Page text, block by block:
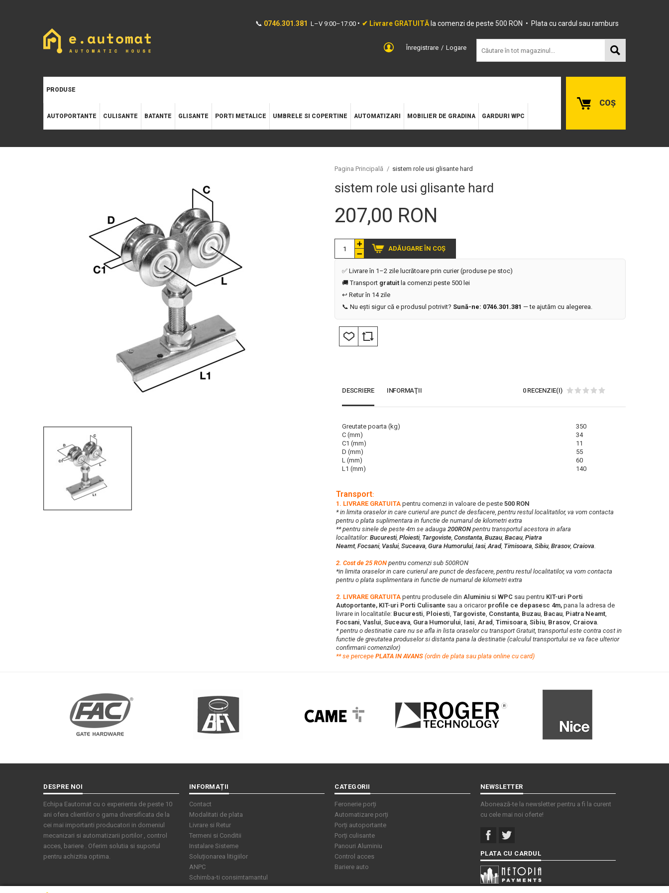
📞 0746.301.381 L–V 9:00–17:00 • ✔ Livrare GRATUITĂ la comenzi de peste 500 RON • Plata cu cardul sau ramburs
Înregistrare Logare
PRODUSE
AUTOPORTANTE CULISANTE BATANTE GLISANTE PORTI METALICE UMBRELE SI COPERTINE AUTOMATIZARI MOBILIER DE GRADINA GARDURI WPC
COȘ
Pagina Principală / sistem role usi glisante hard
sistem role usi glisante hard
207,00 RON
ADĂUGARE ÎN COȘ
✅ Livrare în 1–2 zile lucrătoare prin curier (produse pe stoc)
🚚 Transport gratuit la comenzi peste 500 lei
↩️ Retur în 14 zile
📞 Nu ești sigur că e produsul potrivit? Sună-ne: 0746.301.381 — te ajutăm cu alegerea.
DESCRIERE INFORMAŢII 0 RECENZIE(I)
Greutate poarta (kg)
350
C (mm)
34
C1 (mm)
11
D (mm)
55
L (mm)
60
L1 (mm)
140
Transport:
1. LIVRARE GRATUITA pentru comenzi in valoare de peste 500 RON
* in limita oraselor in care curierul are punct de desfacere, pentru restul localitatilor, va vom contacta
pentru o plata suplimentara in functie de numarul de kilometri extra
** pentru sinele de peste 4m se adauga 200RON pentru transportul acestora in afara
localitatilor: Bucuresti, Ploiesti, Targoviste, Constanta, Buzau, Bacau, Piatra
Neamt, Focsani, Vaslui, Suceava, Gura Humorului, Iasi,Arad, Timisoara, Sibiu, Brasov, Craiova.
2. Cost de 25 RON pentru comenzi sub 500RON
*in limita oraselor in care curierul are punct de desfacere, pentru restul localitatilor, va vom contacta
pentru o plata suplimentara in functie de numarul de kilometri extra
2. LIVRARE GRATUITA pentru produsele din Aluminiu si WPC sau pentru KIT-uri Porti
Autoportante, KIT-uri Porti Culisante sau a oricarorprofile ce depasesc 4m, pana la adresa de
livrare in localitatile: Bucuresti, Ploiesti, Targoviste, Constanta, Buzau, Bacau, Piatra Neamt,
Focsani, Vaslui, Suceava, Gura Humorului, Iasi, Arad, Timisoara, Sibiu, Brasov, Craiova.
* pentru o destinatie care nu se afla in lista oraselor cu transport Gratuit, transportul este contra cost in
functie de greutatea produselor si distanta pana la destinatie (calculul transportului se va face ulterior
confirmarii comenzilor)
**se percepe PLATA IN AVANS (ordin de plata sau plata online cu card)
DESPRE NOI
Echipa Eautomat cu o experienta de peste 10
ani ofera clientilor o gama diversificata de la
cei mai importanti producatori in domeniul
mecanizari si automatizarii portilor , control
acces, bariere . Oferim solutia si suportul
pentru achizitia optima.
INFORMAȚII
Contact
Modalitati de plata
Livrare si Retur
Termeni si Conditii
Instalare Sisteme
Soluționarea litigiilor
ANPC
Schimba-ti consimtamantul
CATEGORII
Feronerie porți
Automatizare porți
Porți autoportante
Porți culisante
Panouri Aluminiu
Control acces
Bariere auto
NEWSLETTER
Abonează-te la newsletter pentru a fi la curent
cu cele mai noi oferte!
PLATA CU CARDUL